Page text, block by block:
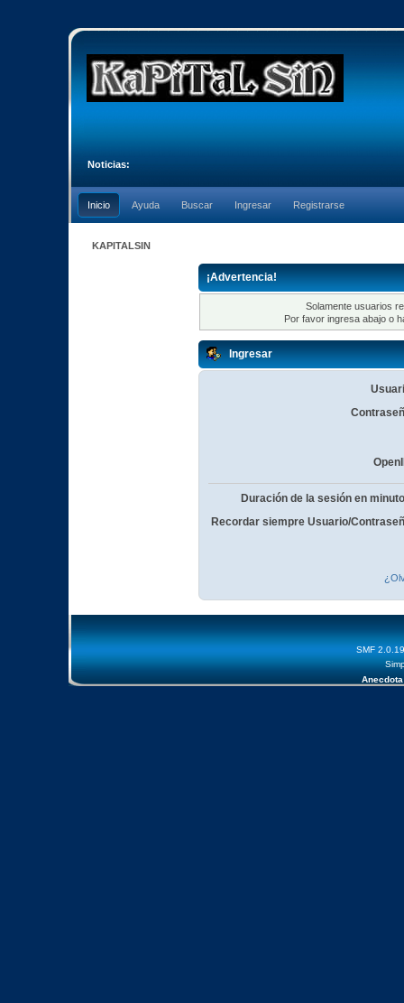
Noticias:
Inicio Ayuda Buscar Ingresar Registrarse
KAPITALSIN
¡Advertencia!
Solamente usuarios
Por favor ingresa abajo o
Ingresar
Duración de la sesión en
Recordar siempre Usuario/
SMF 2.0.19
Anecdota